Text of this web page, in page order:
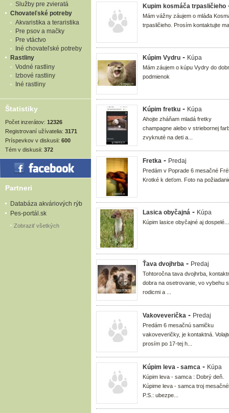
Služby pre zvieratá
Chovateľské potreby
Akvaristika a teraristika
Pre psov a mačky
Pre vtáctvo
Iné chovateľské potreby
Rastliny
Vodné rastliny
Izbové rastliny
Iné rastliny
Štatistiky
Počet inzerátov: 12326
Registrovaní užívatelia: 3171
Príspevkov v diskusii: 600
Tém v diskusii: 372
Partneri
Databáza akváriových rýb
Pes-portál.sk
Zobraziť všetkých
Kupim kosmáča trpasličieho
Mám vážny záujem o mláđa
trpasličieho. Prosím kontaktujte
Kúpim Vydru - Kúpa
Mám záujem o kúpu Vydry do
podmienok
Kúpim fretku - Kúpa
Ahojte zháňam mladá fretky
champagne alebo v striebornej
zvyknuté na deti a...
Fretka - Predaj
Predám v Poprade 6 mesačné
Krotké k deťom. Foto na
Lasica obyčajná - Kúpa
Kúpim lasice obyčajné aj dospelé...
Ťava dvojhrba - Predaj
Tohtoročna tava dvojhrba,
dobra na osetrovanie, vo vybehu s
rodicmi a ...
Vakoveverička - Predaj
Predám 6 mesačnú samičku
vakoveveričky, je kontaktná.
prosím po 17-tej h...
Kúpim leva - samca - Kúpa
Kúpim leva - samca : Dobrý deň.
Kúpime leva - samca troj
P.S.: ubezpe...